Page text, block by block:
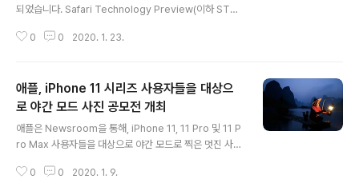
되었습니다. Safari Technology Preview(이하 STP)
술과 기능들 중 일부는 향 후 Safari 정식버전에 반영되게
다는 점입니다. 현재 Safari 최신버전의 경우 Adobe Fla
shPlayer 플러그인을 지원하기는 하지만, Flash 페이지
로딩시 기본 Off 모드로 설정이 되며, 사용자의 설정에 의
해 활성화 시킬 수 있도록 되어 있는데요 STP 99 에서는
아예 원천적으로 FlashPlayer를 지원하지 않습니다. 위
의 스샷에서..
0 0 2020. 1. 23.
애플, iPhone 11 시리즈 사용자들을 대상으
로 야간 모드 사진 공모전 개최
애플은 Newsroom을 통해, iPhone 11, 11 Pro 및 11 P
ro Max 사용자들을 대상으로 야간 모드로 찍은 멋진 사진
한다고 공지 했습니다. 이번 챌린지는 위에 언급했듯이 iPh
0 0 2020. 1. 9.